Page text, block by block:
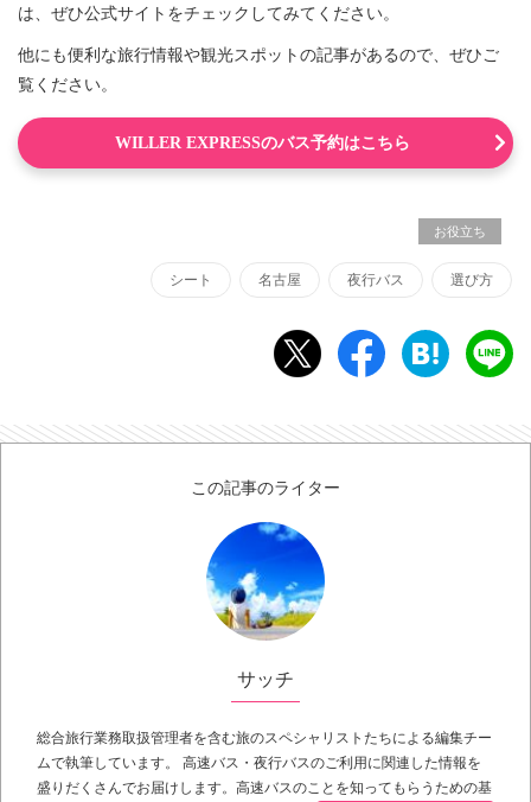
は、ぜひ公式サイトをチェックしてみてください。
他にも便利な旅行情報や観光スポットの記事があるので、ぜひご
覧ください。
WILLER EXPRESSのバス予約はこちら
お役立ち
シート 名古屋 夜行バス 選び方
この記事のライター
サッチ
総合旅行業務取扱管理者を含む旅のスペシャリストたちによる編集チー
ムで執筆しています。 高速バス・夜行バスのご利用に関連した情報を
盛りだくさんでお届けします。高速バスのことを知ってもらうための基